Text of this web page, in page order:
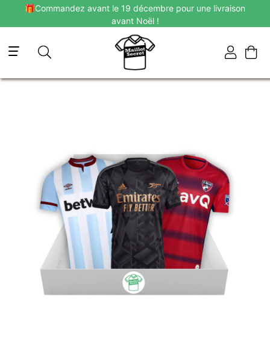
🎁Commandez avant le 19 décembre pour une livraison
avant Noël !